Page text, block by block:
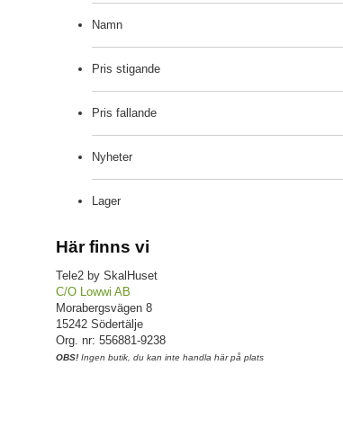
Namn
Pris stigande
Pris fallande
Nyheter
Lager
Här finns vi
Tele2 by SkalHuset
C/O Lowwi AB
Morabergsvägen 8
15242 Södertälje
Org. nr: 556881-9238
OBS! Ingen butik, du kan inte handla här på plats